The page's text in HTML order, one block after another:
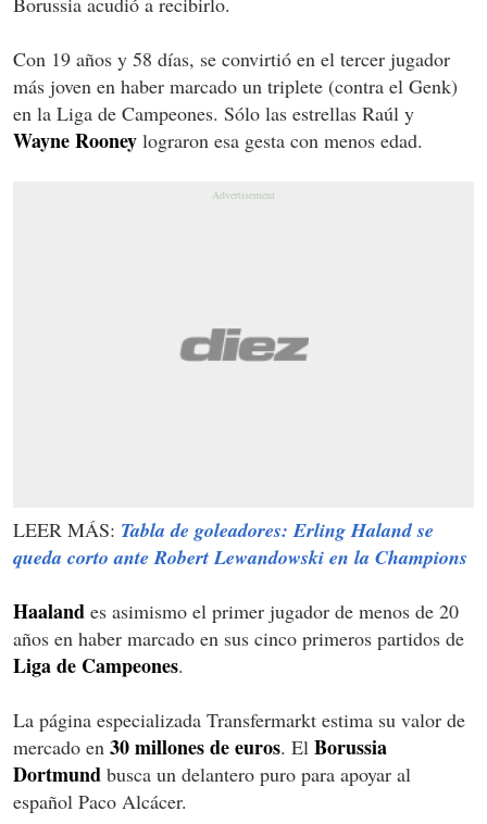
Con 19 años y 58 días, se convirtió en el tercer jugador
más joven en haber marcado un triplete (contra el Genk)
en la Liga de Campeones. Sólo las estrellas Raúl y
Wayne Rooney lograron esa gesta con menos edad.
LEER MÁS: Tabla de goleadores: Erling Haland se
queda corto ante Robert Lewandowski en la Champions
Haaland es asimismo el primer jugador de menos de 20
años en haber marcado en sus cinco primeros partidos de
Liga de Campeones.
La página especializada Transfermarkt estima su valor de
mercado en 30 millones de euros. El Borussia
Dortmund busca un delantero puro para apoyar al
español Paco Alcácer.